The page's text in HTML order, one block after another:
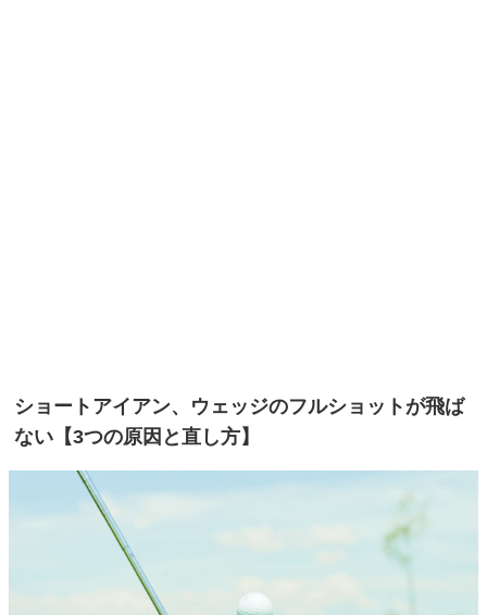
ショートアイアン、ウェッジのフルショットが飛ば
ない【3つの原因と直し方】